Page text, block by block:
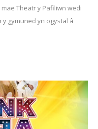
Theatr y Pafiliwn wedi
gymuned yn ogystal â